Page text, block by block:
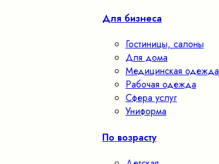
Для бизнеса
Гостиницы, салоны
Для дома
Медицинская одежда
Рабочая одежда
Сфера услуг
Униформа
По возрасту